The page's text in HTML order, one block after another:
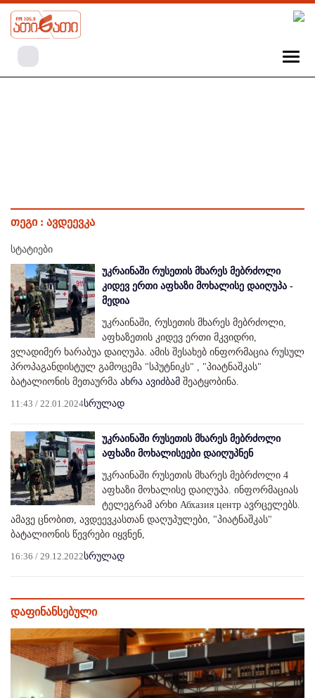
თეგი : ავდეევკა
სტატიები
უკრაინაში რუსეთის მხარეს მებრძოლი
კიდევ ერთი აფხაზი მოხალისე დაიღუპა -
მედია
უკრაინაში, რუსეთის მხარეს მებრძოლი,
აფხაზეთის კიდევ ერთი მკვიდრი,
ვლადიმერ ხარაბუა დაიღუპა. ამის შესახებ ინფორმაცია რუსულ
პროპაგანდისტულ გამოცემა "სპუტნიკს" , "პიატნაშკას"
ბატალიონის მეთაურმა ახრა ავიძბამ შეატყობინა.
11:43 / 22.01.2024სრულად
უკრაინაში რუსეთის მხარეს მებრძოლი
აფხაზი მოხალისეები დაიღუპნენ
უკრაინაში რუსეთის მხარეს მებრძოლი 4
აფხაზი მოხალისე დაიღუპა. ინფორმაციას
ტელეგრამ არხი Абхазия центр ავრცელებს.
ამავე ცნობით, ავდეევკასთან დაღუპულები, "პიატნაშკას"
ბატალიონის წევრები იყვნენ,
16:36 / 29.12.2022სრულად
დაფინანსებული